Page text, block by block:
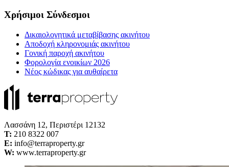
Χρήσιμοι Σύνδεσμοι
Δικαιολογητικά μεταβίβασης ακινήτου
Αποδοχή κληρονομιάς ακινήτου
Γονική παροχή ακινήτου
Φορολογία ενοικίων 2026
Νέος κώδικας για αυθαίρετα
Λασσάνη 12, Περιστέρι 12132
Τ: 210 8322 007
E: info@terraproperty.gr
W: www.terraproperty.gr